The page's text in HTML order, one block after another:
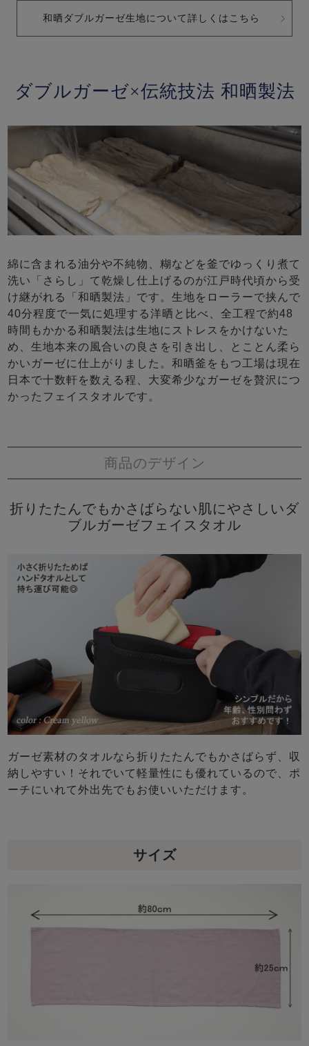
和晒ダブルガーゼ生地について詳しくはこちら
ダブルガーゼ×伝統技法 和晒製法
綿に含まれる油分や不純物、糊などを釜でゆっくり煮て
洗い「さらし」て乾燥し仕上げるのが江戸時代頃から受
け継がれる「和晒製法」です。生地をローラーで挟んで
40分程度で一気に処理する洋晒と比べ、全工程で約48
時間もかかる和晒製法は生地にストレスをかけないた
め、生地本来の風合いの良さを引き出し、とことん柔ら
かいガーゼに仕上がりました。和晒釜をもつ工場は現在
日本で十数軒を数える程、大変希少なガーゼを贅沢につ
かったフェイスタオルです。
商品のデザイン
折りたたんでもかさばらない肌にやさしいダ
ブルガーゼフェイスタオル
ガーゼ素材のタオルなら折りたたんでもかさばらず、収
納しやすい！それでいて軽量性にも優れているので、ポ
ーチにいれて外出先でもお使いいただけます。
サイズ